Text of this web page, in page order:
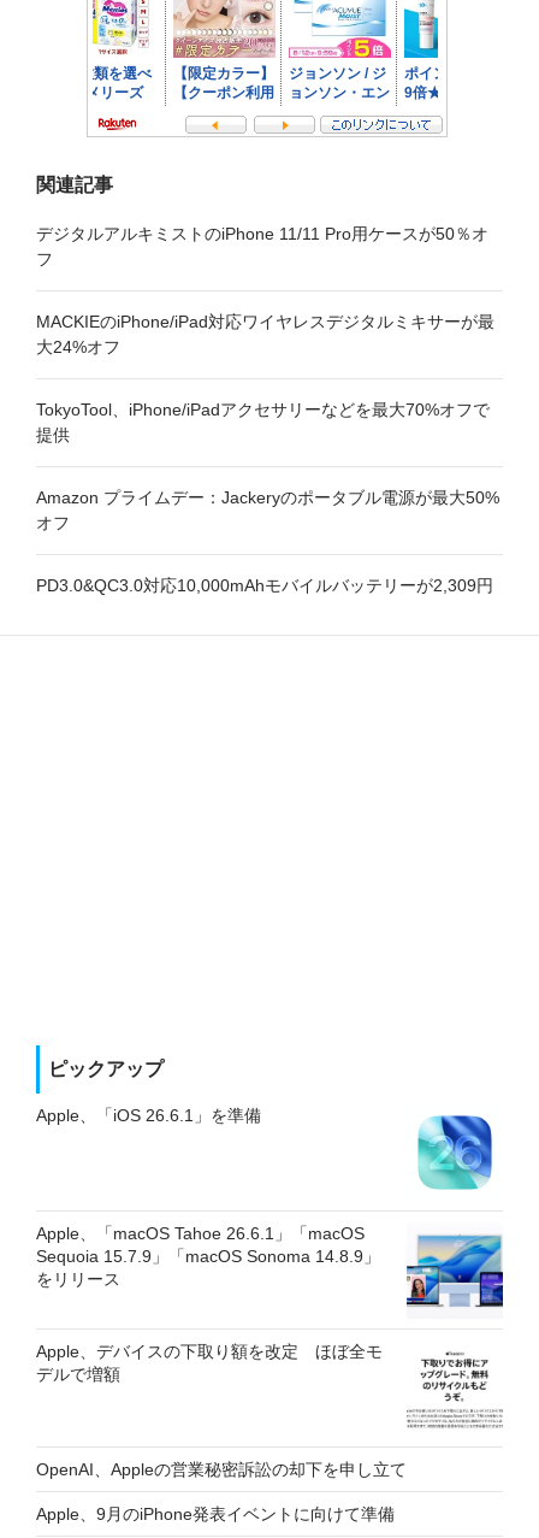
関連記事
デジタルアルキミストのiPhone 11/11 Pro用ケースが50％オ
フ
MACKIEのiPhone/iPad対応ワイヤレスデジタルミキサーが最
大24%オフ
TokyoTool、iPhone/iPadアクセサリーなどを最大70%オフで
提供
Amazon プライムデー：Jackeryのポータブル電源が最大50%
オフ
PD3.0&QC3.0対応10,000mAhモバイルバッテリーが2,309円
ピックアップ
Apple、「iOS 26.6.1」を準備
Apple、「macOS Tahoe 26.6.1」「macOS
Sequoia 15.7.9」「macOS Sonoma 14.8.9」
をリリース
Apple、デバイスの下取り額を改定 ほぼ全モ
デルで増額
OpenAI、Appleの営業秘密訴訟の却下を申し立て
Apple、9月のiPhone発表イベントに向けて準備